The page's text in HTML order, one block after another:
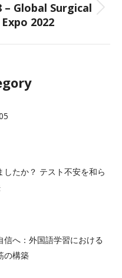
– Global Surgical
2022
したか？ テスト不安を和ら
信へ：外国語学習における
の構築